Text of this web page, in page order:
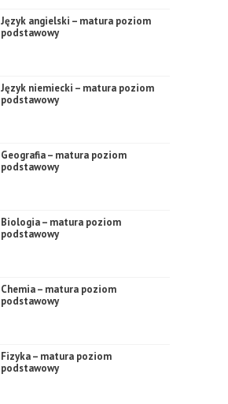
Język angielski – matura poziom
podstawowy
Język niemiecki – matura poziom
podstawowy
Geografia – matura poziom
podstawowy
Biologia – matura poziom
podstawowy
Chemia – matura poziom
podstawowy
Fizyka – matura poziom
podstawowy